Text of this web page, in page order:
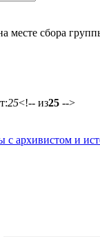
месте сбора
25<!-- из25 -->
с архивистом и